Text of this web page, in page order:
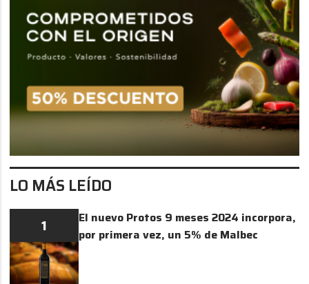
LO MÁS LEÍDO
1
El nuevo Protos 9 meses 2024 incorpora,
por primera vez, un 5% de Malbec